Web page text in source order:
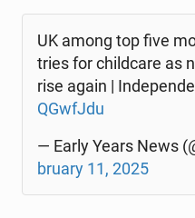
UK among top five
tries for child­ca­re as
rise again |
QGw­fJ­du
— Early Years News
bru­ary 11, 2025